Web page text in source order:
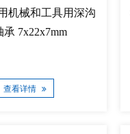
机械和工具用深沟
承 7x22x7mm
查看详情